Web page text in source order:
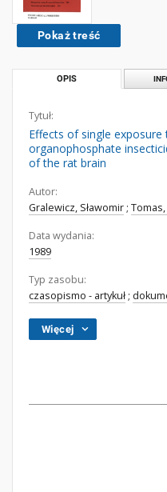
Pokaż treść
OPIS
Tytuł:
Effects of single
organophosphate
of the rat brain
Autor:
Gralewicz, Sławomir ; Tomas,
Data wydania:
1989
Typ zasobu:
czasopismo - artykuł ;
Więcej